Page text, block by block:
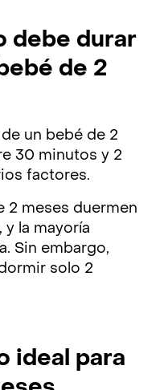
debe durar
de 2
un bebé de 2
30 minutos y 2
factores.
2 meses duermen
y la mayoría
Sin embargo,
solo 2
ideal para